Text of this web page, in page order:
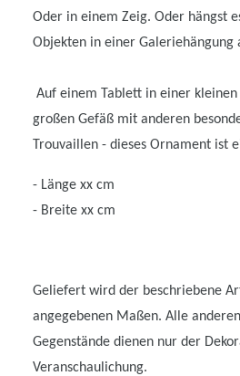
Oder in einem Zeig. Oder hängst
Objekten in einer Galeriehängung
Auf einem Tablett in einer
großen Gefäß mit anderen
Trouvaillen - dieses Ornament ist
- Länge xx cm
- Breite xx cm
Geliefert wird der beschriebene
angegebenen Maßen. Alle
Gegenstände dienen nur der
Veranschaulichung.